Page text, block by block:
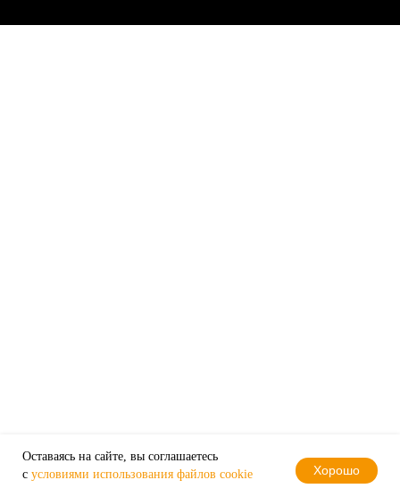
Оставаясь на сайте, вы соглашаетесь
с условиями использования файлов cookie Хорошо